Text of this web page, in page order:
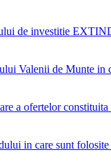
de investitie
Valenii de Munte in
a ofertelor
in care sunt